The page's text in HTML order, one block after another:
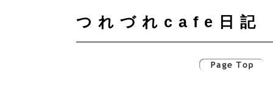
つれづれcafe日記